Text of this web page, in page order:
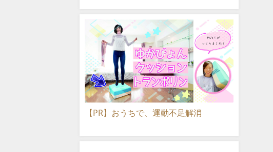
【PR】おうちで、運動不足解消